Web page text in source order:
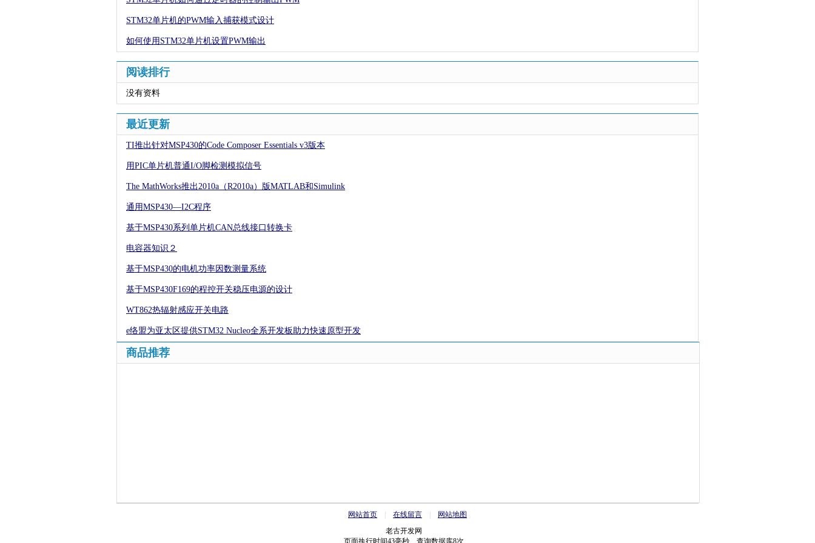
STM32单片机的PWM输入捕获模式设计
如何使用STM32单片机设置PWM输出
阅读排行
没有资料
最近更新
TI推出针对MSP430的Code Composer Essentials v3版本
用PIC单片机普通I/O脚检测模拟信号
The MathWorks推出2010a（R2010a）版MATLAB和Simulink
通用MSP430—I2C程序
基于MSP430系列单片机CAN总线接口转换卡
电容器知识２
基于MSP430的电机功率因数测量系统
基于MSP430F169的程控开关稳压电源的设计
WT862热辐射感应开关电路
e络盟为亚太区提供STM32 Nucleo全系开发板助力快速原型开发
商品推荐
网站首页 在线留言
网站地图
老古开发网
页面执行时间43毫秒 查询数据库8次